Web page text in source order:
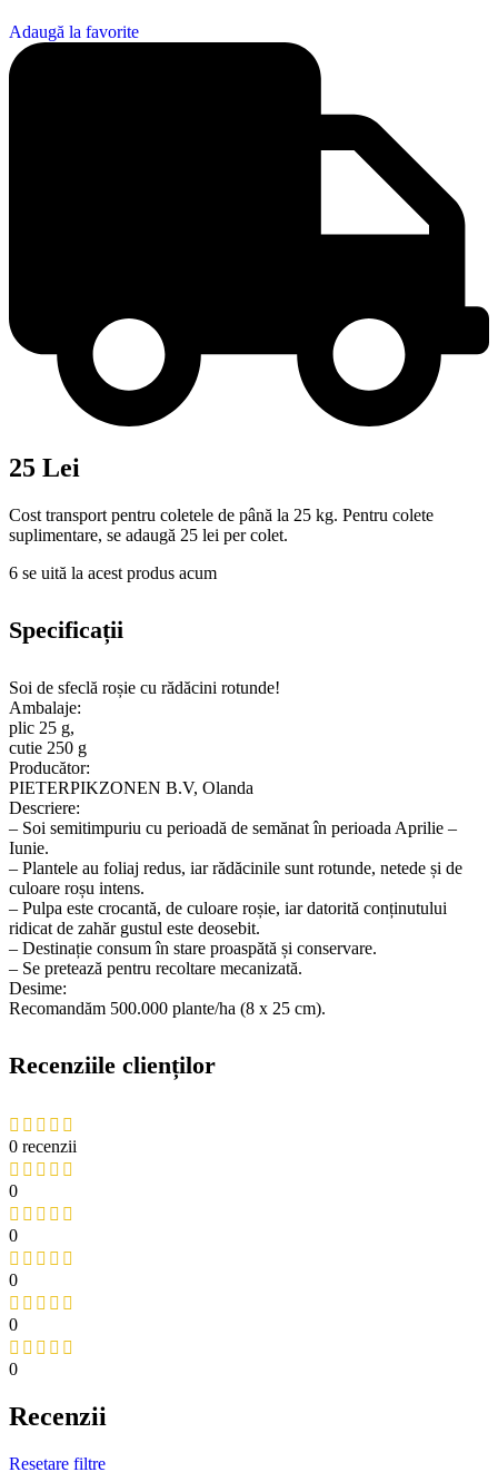
Adaugă la favorite
25 Lei
Cost transport pentru coletele de până la 25 kg. Pentru colete
suplimentare, se adaugă 25 lei per colet.
6 se uită la acest produs acum
Specificații
Soi de sfeclă roșie cu rădăcini rotunde!
Ambalaje:
plic 25 g,
cutie 250 g
Producător:
PIETERPIKZONEN B.V, Olanda
Descriere:
– Soi semitimpuriu cu perioadă de semănat în perioada Aprilie –
Iunie.
– Plantele au foliaj redus, iar rădăcinile sunt rotunde, netede și de
culoare roșu intens.
– Pulpa este crocantă, de culoare roșie, iar datorită conținutului
ridicat de zahăr gustul este deosebit.
– Destinație consum în stare proaspătă și conservare.
– Se pretează pentru recoltare mecanizată.
Desime:
Recomandăm 500.000 plante/ha (8 x 25 cm).
Recenziile clienților
0 recenzii
0
0
0
0
0
Recenzii
Resetare filtre